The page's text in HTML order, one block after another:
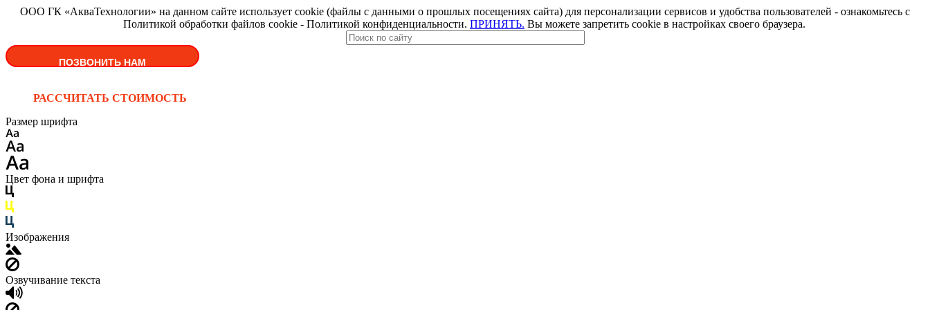
ООО ГК «АкваТехнологии» на данном сайте использует cookie (файлы с данными о прошлых посещениях сайта) для персонализации сервисов и удобства пользователей - ознакомьтесь с
Политикой обработки файлов cookie - Политикой конфиденциальности. ПРИНЯТЬ. Вы можете запретить cookie в настройках своего браузера.
ПОЗВОНИТЬ НАМ
РАССЧИТАТЬ СТОИМОСТЬ
Размер шрифта
Цвет фона и шрифта
Изображения
Озвучивание текста